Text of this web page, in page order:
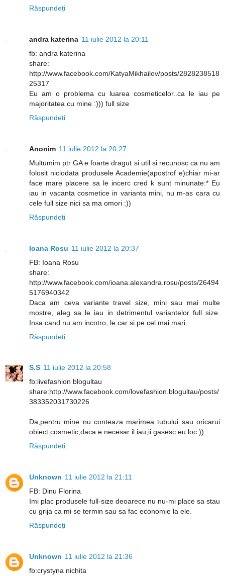
Răspundeți
andra katerina 11 iulie 2012 la 20:11
fb: andra katerina
share:
http://www.facebook.com/KatyaMikhailov/posts/2828238518
25317
Eu am o problema cu luarea cosmeticelor..ca le iau pe
majoritatea cu mine :))) full size
Răspundeți
Anonim 11 iulie 2012 la 20:27
Multumim ptr GA e foarte dragut si util si recunosc ca nu am
folosit niciodata produsele Academie(apostrof e)chiar mi-ar
face mare placere sa le incerc cred k sunt minunate:* Eu
iau in vacanta cosmetice in varianta mini, nu m-as cara cu
cele full size nici sa ma omori :))
Răspundeți
Ioana Rosu 11 iulie 2012 la 20:37
FB: Ioana Rosu
share:
http://www.facebook.com/ioana.alexandra.rosu/posts/26494
5176940342
Daca am ceva variante travel size, mini sau mai multe
mostre, aleg sa le iau in detrimentul variantelor full size.
Insa cand nu am incotro, le car si pe cel mai mari.
Răspundeți
S.S 11 iulie 2012 la 20:58
fb:livefashion blogultau
share:http://www.facebook.com/lovefashion.blogultau/posts/
383352031730226
Da,pentru mine nu conteaza marimea tubului sau oricarui
obiect cosmetic,daca e necesar il iau,ii gasesc eu loc:))
Răspundeți
Unknown 11 iulie 2012 la 21:11
FB: Dinu Florina
Imi plac produsele full-size deoarece nu nu-mi place sa stau
cu grija ca mi se termin sau sa fac economie la ele.
Răspundeți
Unknown 11 iulie 2012 la 21:36
fb:crystyna nichita